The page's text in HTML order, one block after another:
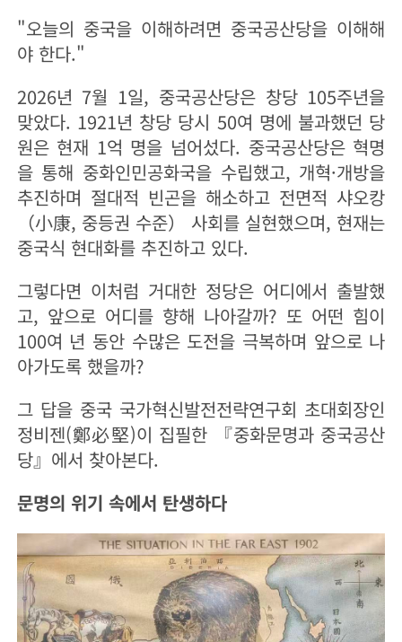
"오늘의 중국을 이해하려면 중국공산당을 이해해
야 한다."
2026년 7월 1일, 중국공산당은 창당 105주년을
맞았다. 1921년 창당 당시 50여 명에 불과했던 당
원은 현재 1억 명을 넘어섰다. 중국공산당은 혁명
을 통해 중화인민공화국을 수립했고, 개혁·개방을
추진하며 절대적 빈곤을 해소하고 전면적 샤오캉
（小康, 중등권 수준） 사회를 실현했으며, 현재는
중국식 현대화를 추진하고 있다.
그렇다면 이처럼 거대한 정당은 어디에서 출발했
고, 앞으로 어디를 향해 나아갈까? 또 어떤 힘이
100여 년 동안 수많은 도전을 극복하며 앞으로 나
아가도록 했을까?
그 답을 중국 국가혁신발전전략연구회 초대회장인
정비젠(鄭必堅)이 집필한 『중화문명과 중국공산
당』에서 찾아본다.
문명의 위기 속에서 탄생하다